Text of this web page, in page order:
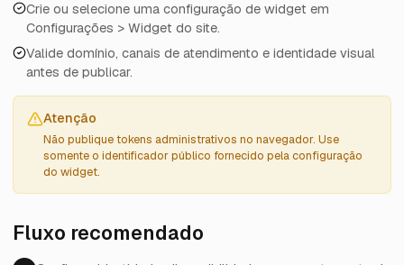
Crie ou selecione uma configuração de widget em
Configurações > Widget do site.
Valide domínio, canais de atendimento e identidade visual
antes de publicar.
Atenção
Não publique tokens administrativos no navegador. Use
somente o identificador público fornecido pela configuração
do widget.
Fluxo recomendado